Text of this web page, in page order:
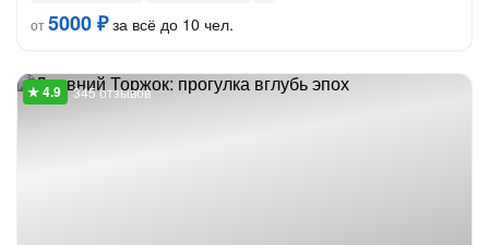
от5000 ₽за всё до 10 чел.
345 отзывов